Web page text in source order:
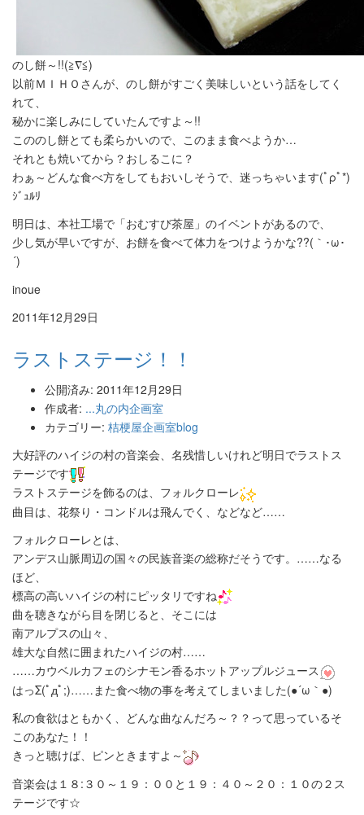
のし餅～!!(≧∇≦)
以前ＭＩＨＯさんが、のし餅がすごく美味しいという話をしてく
れて、
秘かに楽しみにしていたんですよ～!!
こののし餅とても柔らかいので、このまま食べようか…
それとも焼いてから？おしるこに？
わぁ～どんな食べ方をしてもおいしそうで、迷っちゃいます(ﾟρﾟ*)
ｼﾞｭﾙﾘ
明日は、本社工場で「おむすび茶屋」のイベントがあるので、
少し気が早いですが、お餅を食べて体力をつけようかな??(｀･ω･
´)
inoue
2011年12月29日
ラストステージ！！
公開済み: 2011年12月29日
作成者: ...丸の内企画室
カテゴリー: 桔梗屋企画室blog
大好評のハイジの村の音楽会、名残惜しいけれど明日でラストス
テージです
ラストステージを飾るのは、フォルクローレ
曲目は、花祭り・コンドルは飛んでく、などなど……
フォルクローレとは、
アンデス山脈周辺の国々の民族音楽の総称だそうです。……なる
ほど、
標高の高いハイジの村にピッタリですね
曲を聴きながら目を閉じると、そこには
南アルプスの山々、
雄大な自然に囲まれたハイジの村……
……カウベルカフェのシナモン香るホットアップルジュース
はっΣ(ﾟдﾟ;)……また食べ物の事を考えてしまいました(●´ω｀●)
私の食欲はともかく、どんな曲なんだろ～？？って思っているそ
このあなた！！
きっと聴けば、ピンときますよ～
音楽会は１８:３０～１９：００と１９：４０～２０：１０の２ス
テージです☆